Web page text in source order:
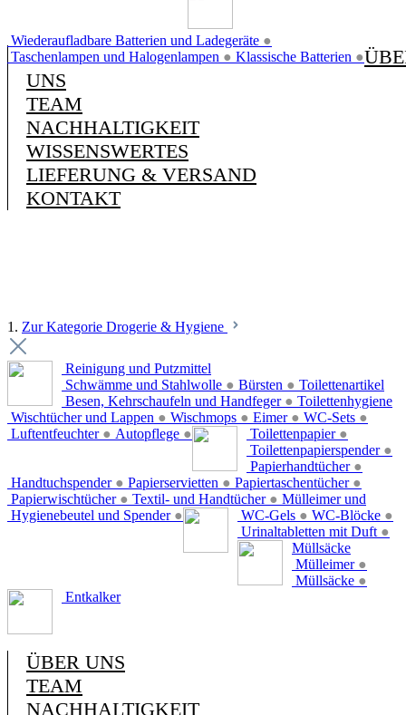
Wiederaufladbare Batterien und Ladegeräte ●
Taschenlampen und Halogenlampen ● Klassische Batterien ●
UNS
TEAM
NACHHALTIGKEIT
WISSENSWERTES
LIEFERUNG & VERSAND
KONTAKT
1. Zur Kategorie Drogerie & Hygiene
Reinigung und Putzmittel
Schwämme und Stahlwolle ● Bürsten ●
Besen, Kehrschaufeln und Handfeger ●
Wischtücher und Lappen ● Wischmops ● Eimer ● WC-Sets ●
Luftentfeuchter ● Autopflege ●
Toilettenartikel
Toilettenpapier ●
Toilettenpapierspender ●
Papierhandtücher ●
Handtuchspender ● Papierservietten ● Papiertaschentücher ●
Papierwischtücher ● Textil- und Handtücher ●
Hygienebeutel und Spender ●
Toilettenhygiene
WC-Gels ● WC-Blöcke ●
Urinaltabletten mit Duft ●
Mülleimer und
Müllsäcke
Mülleimer ●
Müllsäcke ●
Entkalker
ÜBER UNS
TEAM
NACHHALTIGKEIT